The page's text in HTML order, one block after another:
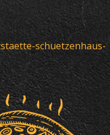
schuetzenhaus-